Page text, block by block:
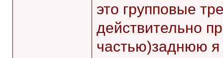
это групповые
действительно
частью)заднюю я